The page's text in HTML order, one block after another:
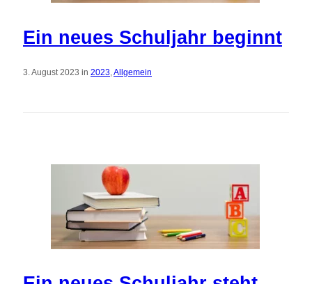
Ein neues Schuljahr beginnt
3. August 2023 in 2023 Allgemein